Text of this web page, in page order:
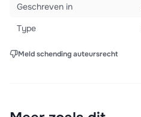
Geschreven in
Type
Meld schending auteursrecht